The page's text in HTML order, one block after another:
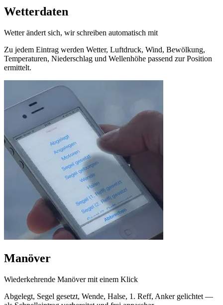
Wetterdaten
Wetter ändert sich, wir schreiben automatisch mit
Zu jedem Eintrag werden Wetter, Luftdruck, Wind, Bewölkung,
Temperaturen, Niederschlag und Wellenhöhe passend zur Position
ermittelt.
Manöver
Wiederkehrende Manöver mit einem Klick
Abgelegt, Segel gesetzt, Wende, Halse, 1. Reff, Anker gelichtet —